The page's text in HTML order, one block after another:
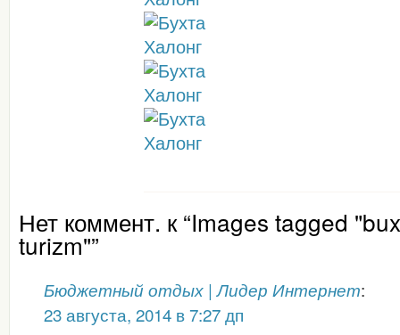
Нет коммент. к “Images tagged
turizm"”
Бюджетный отдых | Лидер Интернет:
23 августа, 2014 в 7:27 дп